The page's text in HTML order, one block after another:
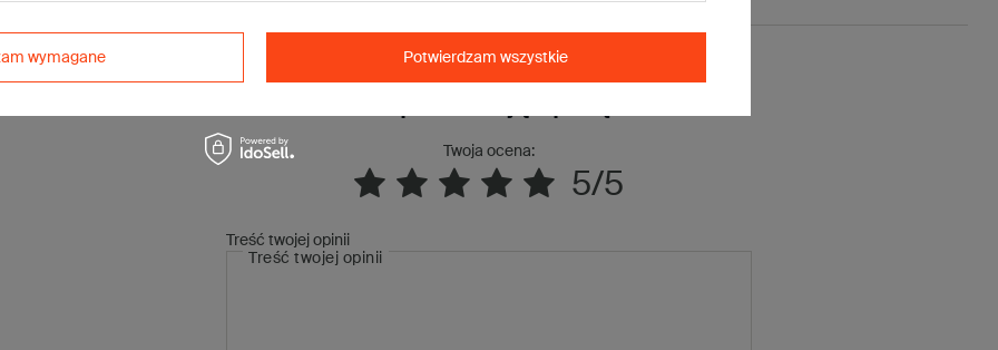
Twoja ocena:
5/5
Treść twojej opinii
Treść twojej opinii
wymagane Potwierdzam wszystkie